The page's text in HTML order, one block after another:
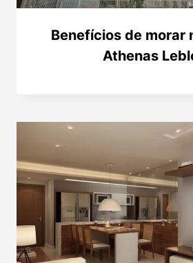
Benefícios de morar
Athenas